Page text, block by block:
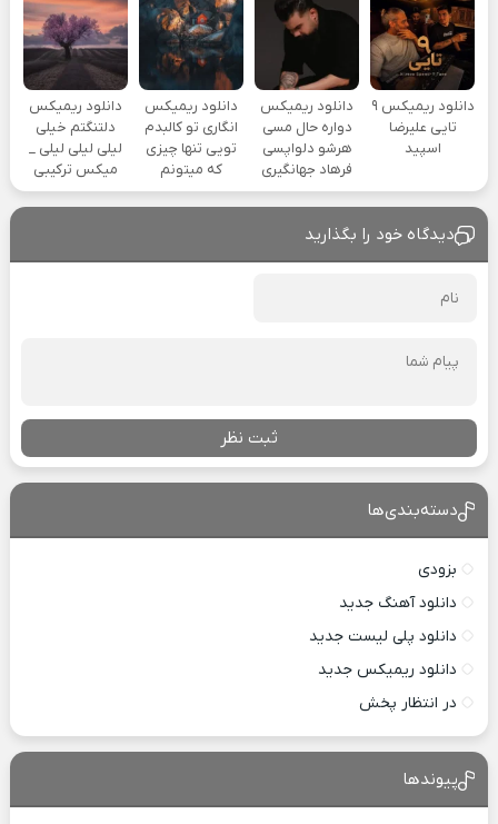
دانلود ریمیکس ۹
تایی علیرضا
اسپید
دانلود ریمیکس
دواره حال مسی
هرشو دلواپسی
فرهاد جهانگیری
دانلود ریمیکس
انگاری تو کالبدم
تویی تنها چیزی
که میتونم
دانلود ریمیکس
دلتنگتم خیلی
لیلی لیلی لیلی _
میکس ترکیبی
دیدگاه خود را بگذارید
ثبت نظر
دسته‌بندی‌ها
بزودی
دانلود آهنگ جدید
دانلود پلی لیست جدید
دانلود ریمیکس جدید
در انتظار پخش
پیوندها